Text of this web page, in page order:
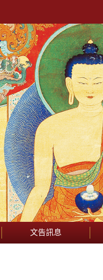
文告訊息